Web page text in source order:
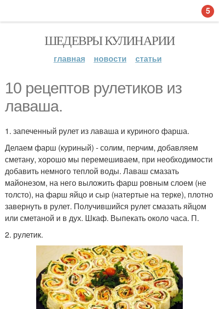
ШЕДЕВРЫ КУЛИНАРИИ
главная новости статьи
10 рецептов рулетиков из
лаваша.
1. запеченный рулет из лаваша и куриного фарша.
Делаем фарш (куриный) - солим, перчим, добавляем
сметану, хорошо мы перемешиваем, при необходимости
добавить немного теплой воды. Лаваш смазать
майонезом, на него выложить фарш ровным слоем (не
толсто), на фарш яйцо и сыр (натертые на терке), плотно
завернуть в рулет. Получившийся рулет смазать яйцом
или сметаной и в дух. Шкаф. Выпекать около часа. П.
2. рулетик.
5